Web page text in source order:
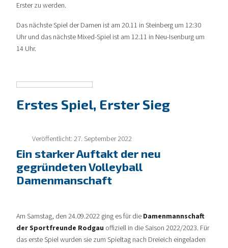
Erster zu werden.
Das nächste Spiel der Damen ist am 20.11 in Steinberg um 12:30
Uhr und das nächste Mixed-Spiel ist am 12.11 in Neu-Isenburg um
14 Uhr.
Erstes Spiel, Erster Sieg
Veröffentlicht: 27. September 2022
Ein starker Auftakt der neu
gegründeten Volleyball
Damenmanschaft
Am Samstag, den 24.09.2022 ging es für die Damenmannschaft
der Sportfreunde Rodgau offiziell in die Saison 2022/2023. Für
das erste Spiel wurden sie zum Spieltag nach Dreieich eingeladen